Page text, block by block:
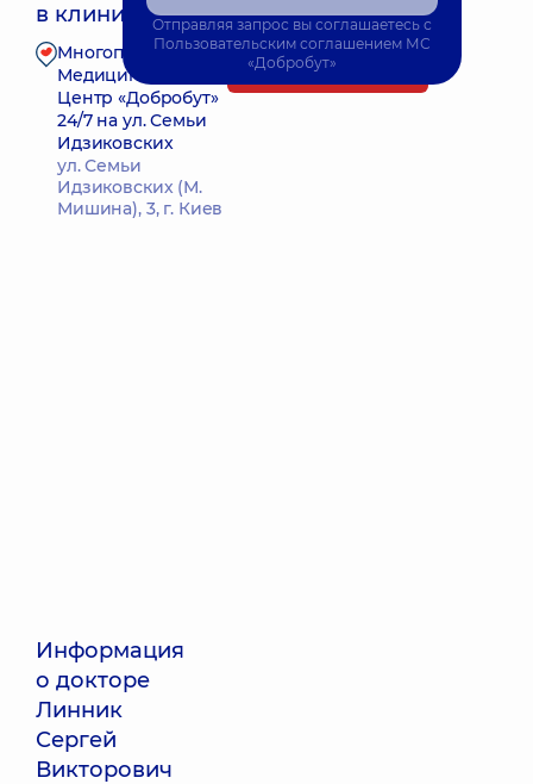
в клинике
Многопрофильный
Медицинский
Центр «Добробут»
24/7 на ул. Семьи
Идзиковских
ул. Семьи
Идзиковских (М.
Мишина), 3, г. Киев
Запись к врачу
Информация
о докторе
Линник
Сергей
Викторович
Отправляя запрос вы соглашаетесь с
Пользовательским соглашением МС
«Добробут»